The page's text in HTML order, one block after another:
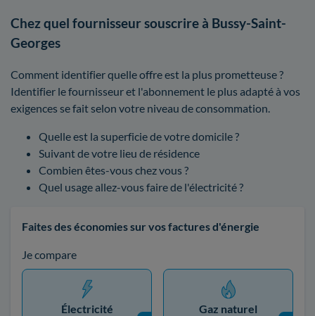
Chez quel fournisseur souscrire à Bussy-Saint-
Georges
Comment identifier quelle offre est la plus prometteuse ?
Identifier le fournisseur et l'abonnement le plus adapté à vos
exigences se fait selon votre niveau de consommation.
Quelle est la superficie de votre domicile ?
Suivant de votre lieu de résidence
Combien êtes-vous chez vous ?
Quel usage allez-vous faire de l'électricité ?
Faites des économies sur vos factures d'énergie
Je compare
Électricité Gaz naturel